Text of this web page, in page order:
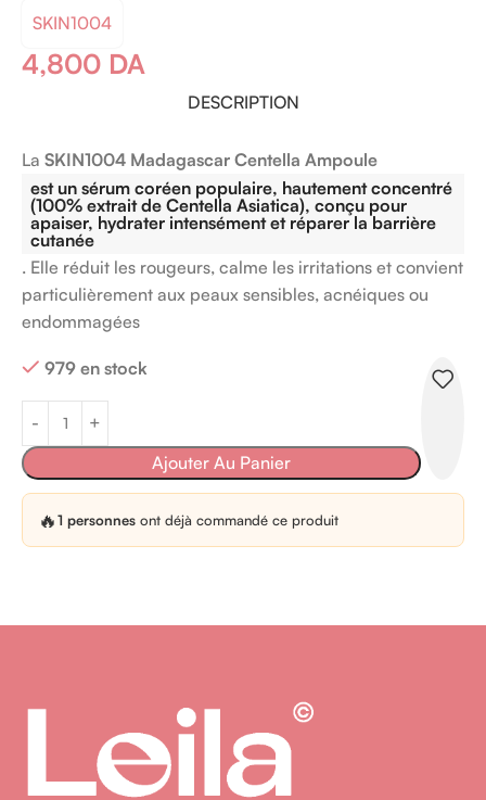
SKIN1004
4,800 DA
DESCRIPTION
La SKIN1004 Madagascar Centella Ampoule
est un sérum coréen populaire, hautement concentré
(100% extrait de Centella Asiatica), conçu pour
apaiser, hydrater intensément et réparer la barrière
cutanée
. Elle réduit les rougeurs, calme les irritations et convient
particulièrement aux peaux sensibles, acnéiques ou
endommagées
979 en stock
Ajouter Au Panier
🔥1 personnes ont déjà commandé ce produit